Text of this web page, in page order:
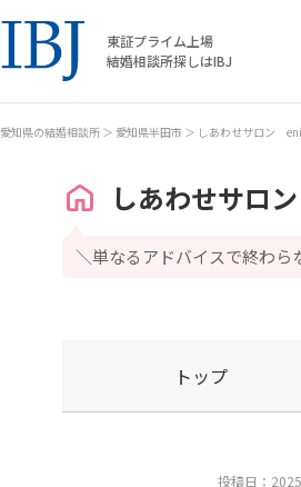
東証プライム上場
結婚相談所探しはIBJ
愛知県の結婚相談所 愛知県半田市 しあわせサロン
しあわせサロ
＼単なるアドバイスで終わら
トップ
投稿日：